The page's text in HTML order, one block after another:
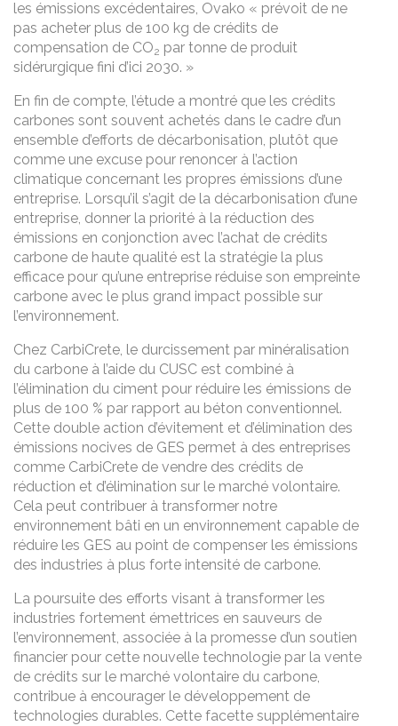
les émissions excédentaires, Ovako « prévoit de ne
pas acheter plus de 100 kg de crédits de
compensation de CO2 par tonne de produit
sidérurgique fini d’ici 2030. »
En fin de compte, l’étude a montré que les crédits
carbones sont souvent achetés dans le cadre d’un
ensemble d’efforts de décarbonisation, plutôt que
comme une excuse pour renoncer à l’action
climatique concernant les propres émissions d’une
entreprise. Lorsqu’il s’agit de la décarbonisation d’une
entreprise, donner la priorité à la réduction des
émissions en conjonction avec l’achat de crédits
carbone de haute qualité est la stratégie la plus
efficace pour qu’une entreprise réduise son empreinte
carbone avec le plus grand impact possible sur
l’environnement.
Chez CarbiCrete, le durcissement par minéralisation
du carbone à l’aide du CUSC est combiné à
l’élimination du ciment pour réduire les émissions de
plus de 100 % par rapport au béton conventionnel.
Cette double action d’évitement et d’élimination des
émissions nocives de GES permet à des entreprises
comme CarbiCrete de vendre des crédits de
réduction et d’élimination sur le marché volontaire.
Cela peut contribuer à transformer notre
environnement bâti en un environnement capable de
réduire les GES au point de compenser les émissions
des industries à plus forte intensité de carbone.
La poursuite des efforts visant à transformer les
industries fortement émettrices en sauveurs de
l’environnement, associée à la promesse d’un soutien
financier pour cette nouvelle technologie par la vente
de crédits sur le marché volontaire du carbone,
contribue à encourager le développement de
technologies durables. Cette facette supplémentaire